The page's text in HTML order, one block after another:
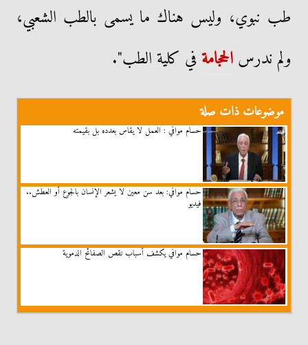
طب نبوي، وليس هناك ما يسمى بالطب الشعبي،
ولم ندرسالحجامةفي كلية الطب".
موضوعات ذات صلة
حسام موافي : العمل لا يقاس بعدده بل بقيمته
حسام موافي: بعد سن معين لا يشعر الإنسان بالجوع أو العطش..
فيديو
حسام موافي يكشف أسباب نقص الصفائح الدموية